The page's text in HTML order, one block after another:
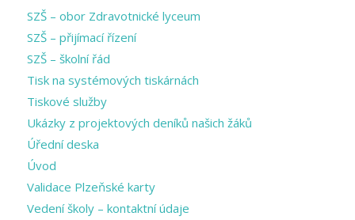
SZŠ – obor Zdravotnické lyceum
SZŠ – přijímací řízení
SZŠ – školní řád
Tisk na systémových tiskárnách
Tiskové služby
Ukázky z projektových deníků našich žáků
Úřední deska
Úvod
Validace Plzeňské karty
Vedení školy – kontaktní údaje